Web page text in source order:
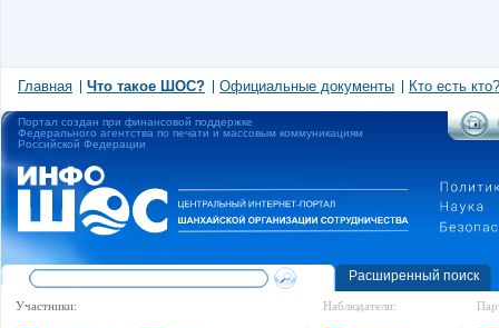
Главная Что такое ШОС? Официальные документы Кто есть кто?
Портал создан при финансовой поддержке
Федерального агентства по печати и массовым коммуникациям
Российской Федерации
Расширенный поиск
Участники: Наблюдатели: